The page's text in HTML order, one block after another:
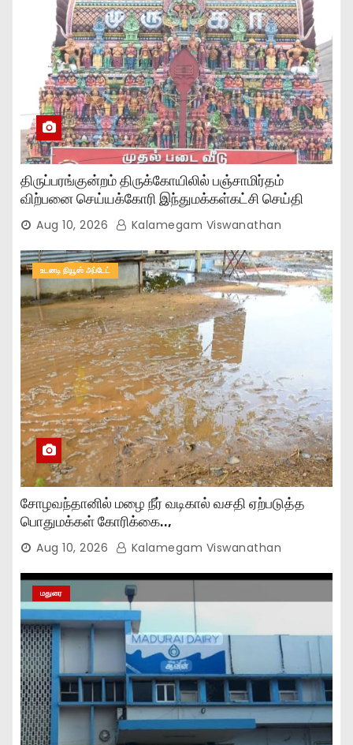
திருப்பரங்குன்றம் திருக்கோயிலில் பஞ்சாமிர்தம்
விற்பனை செய்யக்கோரி இந்துமக்கள்கட்சி செய்தி
அறிக்கை!
Aug 10, 2026 Kalamegam Viswanathan
உடனடி நியூஸ் அப்டேட்
சோழவந்தானில் மழை நீர் வடிகால் வசதி ஏற்படுத்த
பொதுமக்கள் கோரிக்கை..,
Aug 10, 2026 Kalamegam Viswanathan
மதுரை